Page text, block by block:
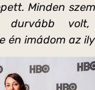
Minden
durvább
én imádom az